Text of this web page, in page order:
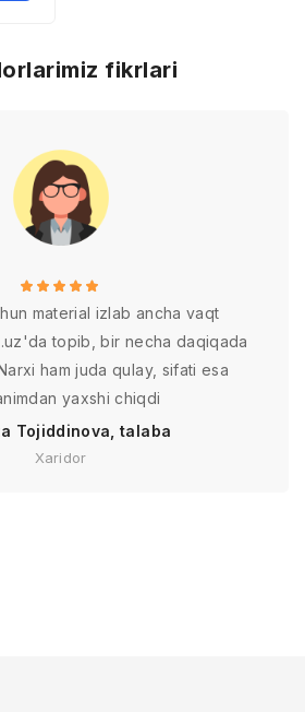
fikrlari
material izlab ancha vaqt
topib, bir necha daqiqada
ham juda qulay, sifati esa
yaxshi chiqdi
Tojiddinova, talaba
Xaridor